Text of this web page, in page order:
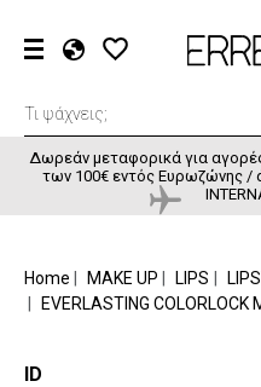
EN
FR
Δωρεάν μεταφορικά για
των 100€ εντός Ευρωζώνης /
Home MAKE UP LIPS
EVERLASTING COLORLOCK
ID